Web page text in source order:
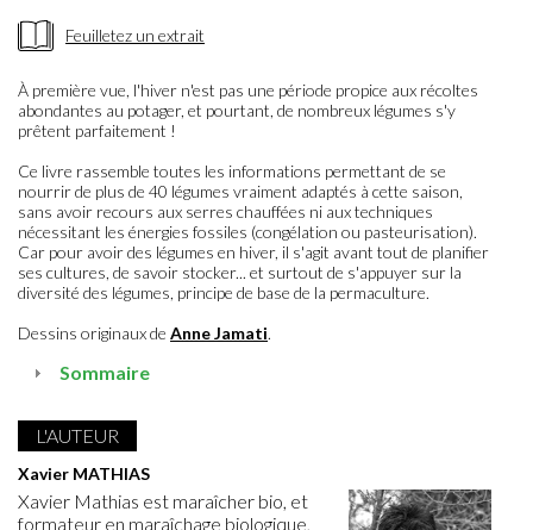
Feuilletez un extrait
À première vue, l'hiver n'est pas une période propice aux récoltes
abondantes au potager, et pourtant, de nombreux légumes s'y
prêtent parfaitement !
Ce livre rassemble toutes les informations permettant de se
nourrir de plus de 40 légumes vraiment adaptés à cette saison,
sans avoir recours aux serres chauffées ni aux techniques
nécessitant les énergies fossiles (congélation ou pasteurisation).
Car pour avoir des légumes en hiver, il s'agit avant tout de planifier
ses cultures, de savoir stocker... et surtout de s'appuyer sur la
diversité des légumes, principe de base de la permaculture.
Dessins originaux de Anne Jamati.
Sommaire
L'AUTEUR
Xavier MATHIAS
Xavier Mathias est maraîcher bio, et
formateur en maraîchage biologique,